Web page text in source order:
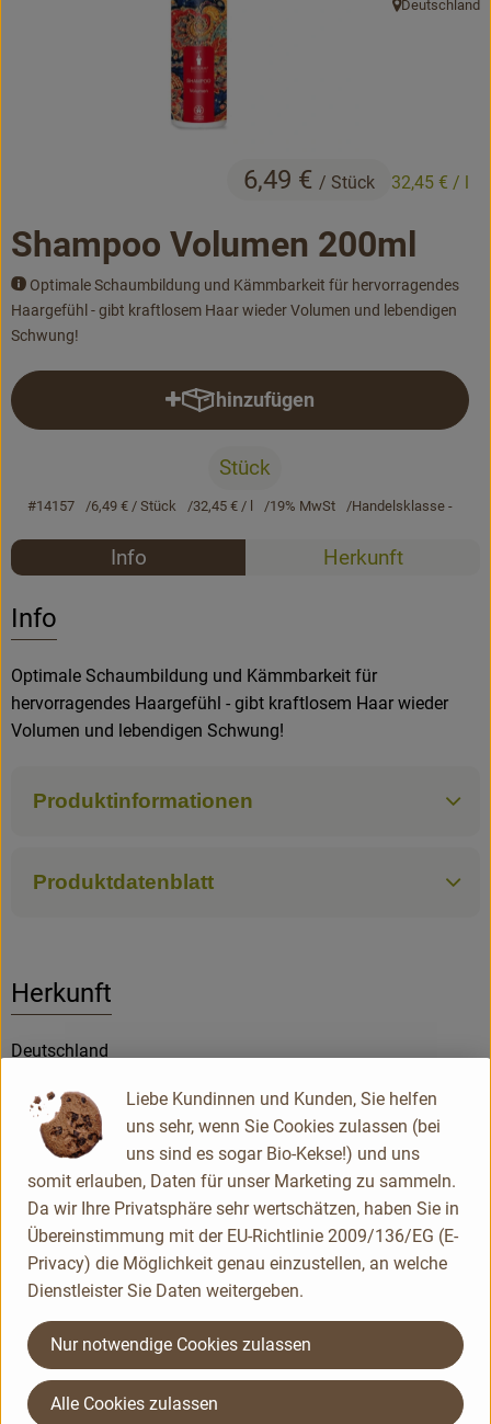
Vorratskammer...
Alternativen zu ...
Unser Lieferservice
Rezepte
Shampoo Volumen 200ml
Optimale Schaumbildung und Kämmbarkeit für hervorragendes
Haargefühl - gibt kraftlosem Haar wieder Volumen und lebendigen
Schwung!
6,49 € / Stück 32,45 € / l
, Herkunft:
Deutschland
hinzufügen
Produkt zum Warenkorb
Stück
#14157 6,49 € / Stück 32,45 € / l 19% MwSt Handelsklasse -
Rezepte
Info Herkunft
Info
Optimale Schaumbildung und Kämmbarkeit für
hervorragendes Haargefühl - gibt kraftlosem Haar wieder
Volumen und lebendigen Schwung!
Produktinformationen
Produktdatenblatt
Herkunft
Deutschland
Liebe Kundinnen und Kunden, Sie helfen
uns sehr, wenn Sie Cookies zulassen (bei
uns sind es sogar Bio-Kekse!) und uns
somit erlauben, Daten für unser Marketing zu sammeln.
Da wir Ihre Privatsphäre sehr wertschätzen, haben Sie in
Übereinstimmung mit der EU-Richtlinie 2009/136/EG (E-
Privacy) die Möglichkeit genau einzustellen, an welche
Dienstleister Sie Daten weitergeben.
Nur notwendige Cookies zulassen
Alle Cookies zulassen